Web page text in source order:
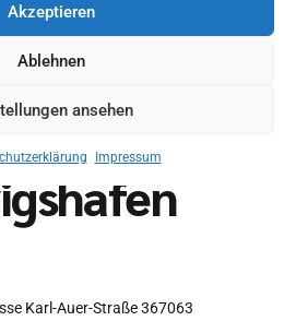
Akzeptieren
Ablehnen
ansehen
Impressum
Karl-Auer-Straße 367063